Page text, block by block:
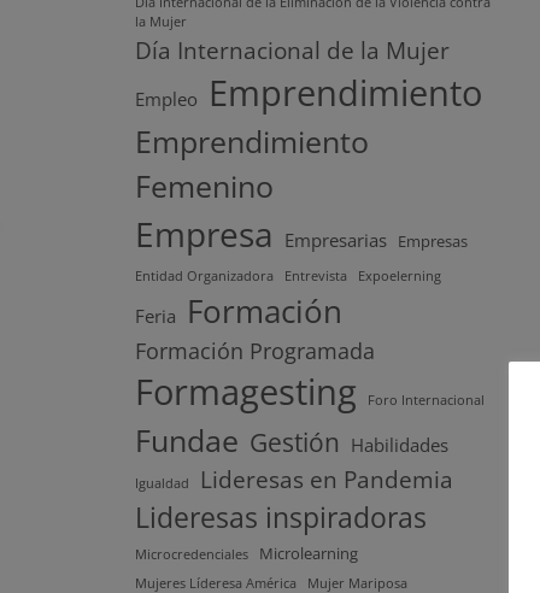
la Mujer
Día Internacional de la Mujer
Empleo Emprendimiento
Emprendimiento
Femenino
Empresa Empresarias Empresas
Entidad Organizadora Entrevista Expoelerning
Feria Formación
Formación Programada
Formagesting Foro Internacional
Fundae Gestión Habilidades
Igualdad Lideresas en Pandemia
Lideresas inspiradoras
Microcredenciales Microlearning
Mujeres Líderesa América Mujer Mariposa